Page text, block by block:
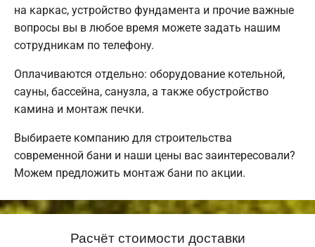
на каркас, устройство фундамента и прочие важные
вопросы вы в любое время можете задать нашим
сотрудникам по телефону.
Оплачиваются отдельно: оборудование котельной,
сауны, бассейна, санузла, а также обустройство
камина и монтаж печки.
Выбираете компанию для строительства
современной бани и наши цены вас заинтересовали?
Можем предложить монтаж бани по акции.
Расчёт стоимости доставки